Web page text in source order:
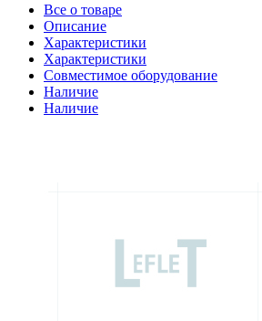
Все о товаре
Описание
Характеристики
Характеристики
Совместимое оборудование
Наличие
Наличие